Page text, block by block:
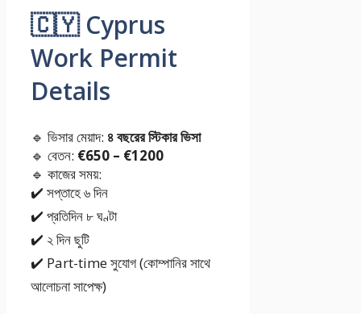
🇨🇾 Cyprus
Work Permit
Details
🔹 ভিসার মেয়াদ: ৪ বছরের স্টিকার ভিসা
🔹 বেতন: €650 – €1200
🔹 কাজের সময়:
✔️ সপ্তাহে ৬ দিন
✔️ প্রতিদিন ৮ ঘণ্টা
✔️ ২ দিন ছুটি
✔️ Part-time সুযোগ (কোম্পানির সাথে
আলোচনা সাপেক্ষ)